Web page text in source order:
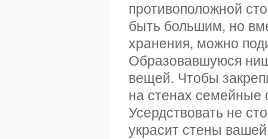
противоположной
быть большим, но
хранения, можно
Образовавшуюся
вещей. Чтобы
на стенах семейные
Усердствовать не
украсит стены